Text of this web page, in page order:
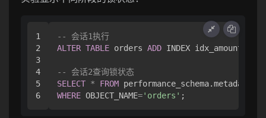
1
2
3
4
5
-- 会话1执行
ALTER TABLE orders ADD INDEX idx_amount
-- 会话2查询锁状态
SELECT *
FROM
WHERE OBJECT_NAME='orders'